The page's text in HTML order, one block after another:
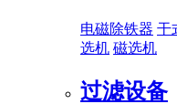
电磁除铁器 干
选机 磁选机
过滤设备